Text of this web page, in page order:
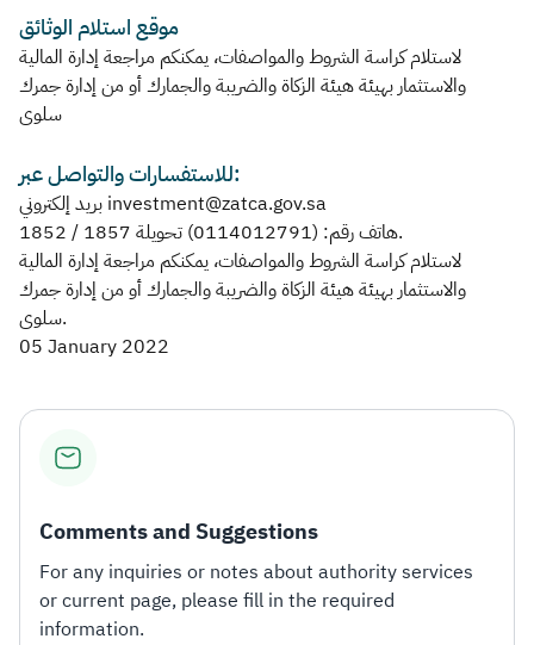
موقع استلام الوثائق
لاستلام كراسة الشروط والمواصفات، يمكنكم مراجعة إدارة المالية
والاستثمار بهيئة هيئة الزكاة والضريبة والجمارك أو من إدارة جمرك
للاستفسارات والتواصل عبر:
بريد إلكتروني investment@zatca.gov.sa
هاتف رقم: (0114012791) تحويلة 1857 / 1852.
لاستلام كراسة الشروط والمواصفات، يمكنكم مراجعة إدارة المالية
والاستثمار بهيئة هيئة الزكاة والضريبة والجمارك أو من إدارة جمرك
سلوى.
05 January 2022
Comments and Suggestions
For any inquiries or notes about authority services
or current page, please fill in the required
information.